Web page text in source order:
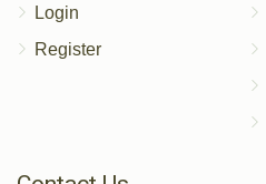
Login
Register